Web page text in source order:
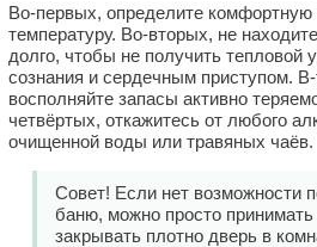
Во-первых, определите комфортную
температуру. Во-вторых, не
долго, чтобы не получить тепловой
сознания и сердечным приступом.
восполняйте запасы активно
четвёртых, откажитесь от любого
очищенной воды или травяных чаёв.
Совет! Если нет возможности
баню, можно просто принимать
закрывать плотно дверь в